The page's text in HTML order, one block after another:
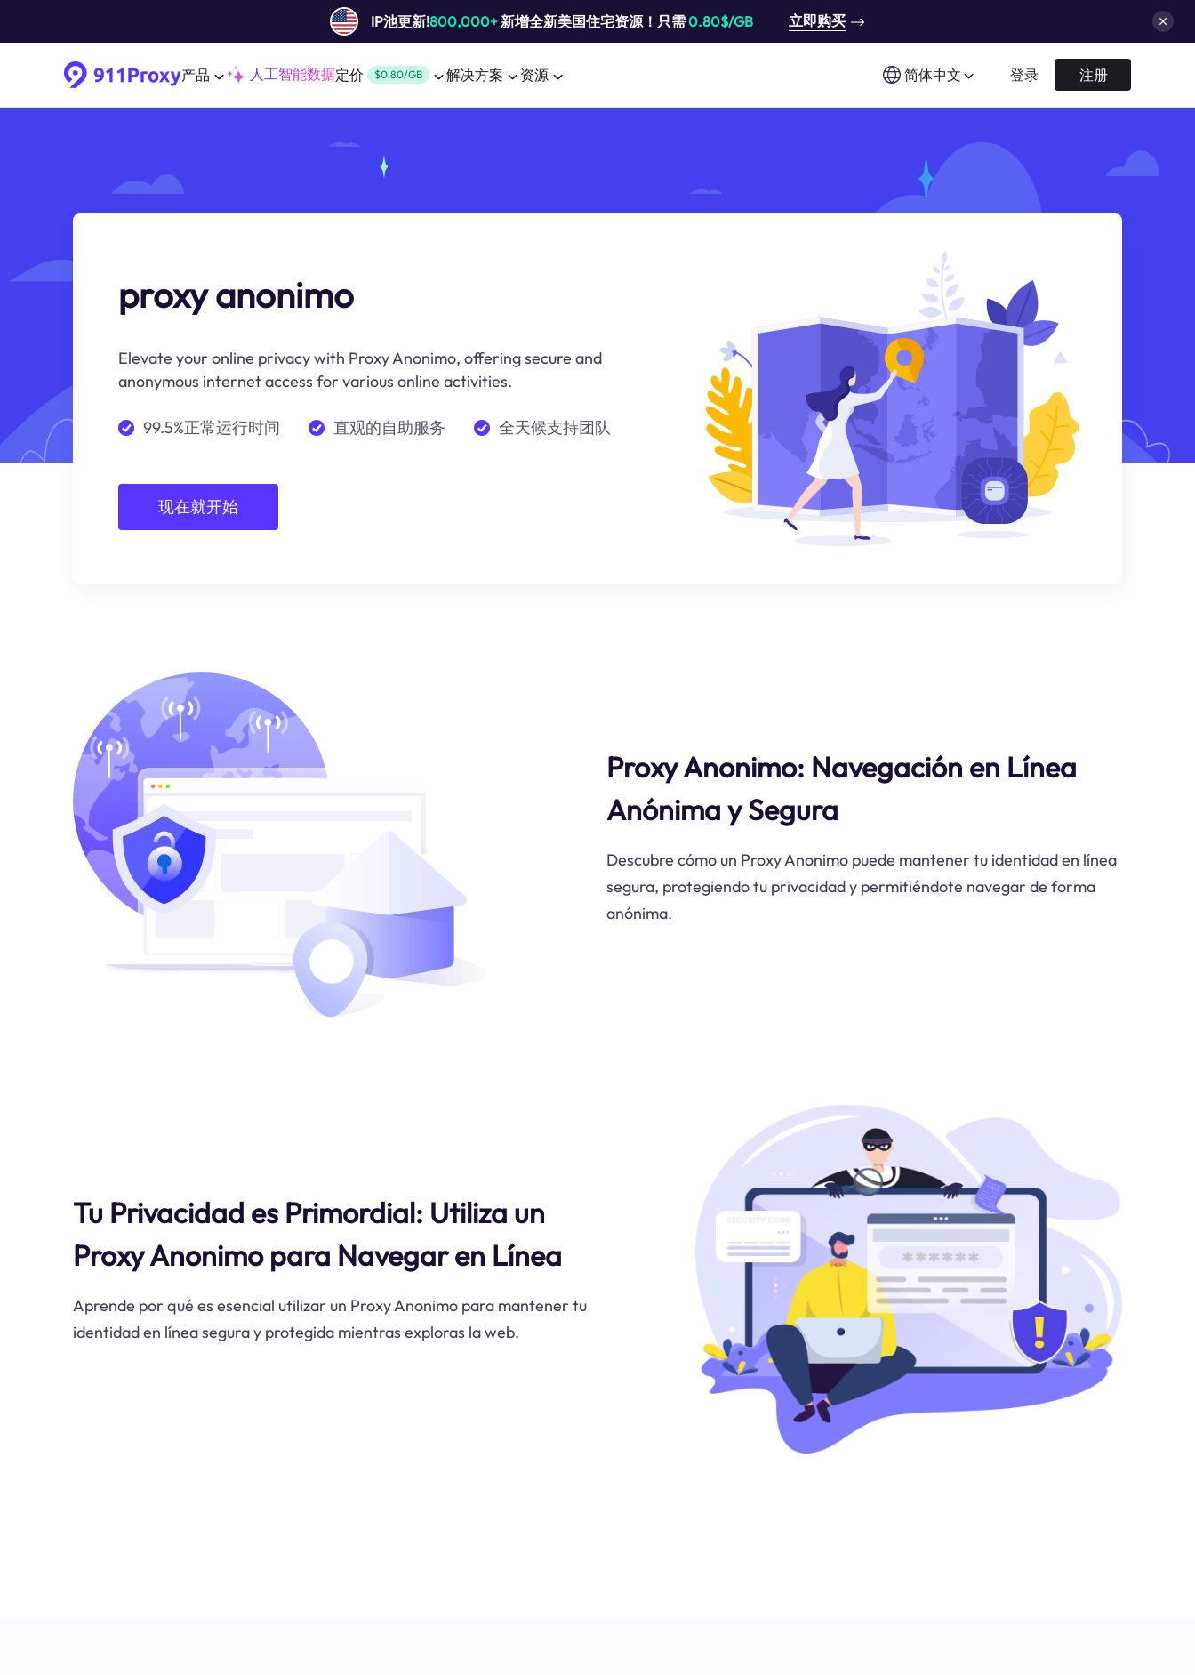
IP池更新!800,000+新增全新美国住宅资源！只需0.80$/GB 立即购买
产品 人工智能数据定价 $0.80/GB 解决方案 资源 简体中文 登录 注册
proxy anonimo
Elevate your online privacy with Proxy Anonimo, offering secure and
anonymous internet access for various online activities.
99.5%正常运行时间 直观的自助服务 全天候支持团队
现在就开始
Proxy Anonimo: Navegación en Línea
Anónima y Segura
Descubre cómo un Proxy Anonimo puede mantener tu identidad en línea
segura, protegiendo tu privacidad y permitiéndote navegar de forma
anónima.
Tu Privacidad es Primordial: Utiliza un
Proxy Anonimo para Navegar en Línea
Aprende por qué es esencial utilizar un Proxy Anonimo para mantener tu
identidad en línea segura y protegida mientras exploras la web.